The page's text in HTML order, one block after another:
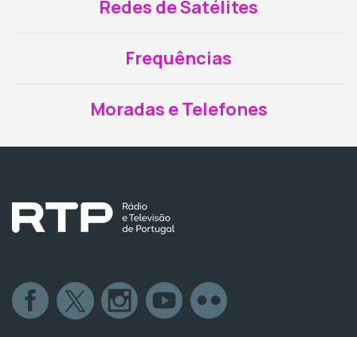
Redes de Satélites
Frequências
Moradas e Telefones